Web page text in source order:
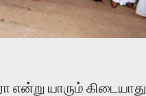
யாரும் கிடையாது .